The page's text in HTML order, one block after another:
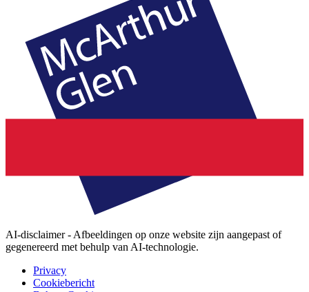
AI-disclaimer - Afbeeldingen op onze website zijn aangepast of
gegenereerd met behulp van AI-technologie.
Privacy
Cookiebericht